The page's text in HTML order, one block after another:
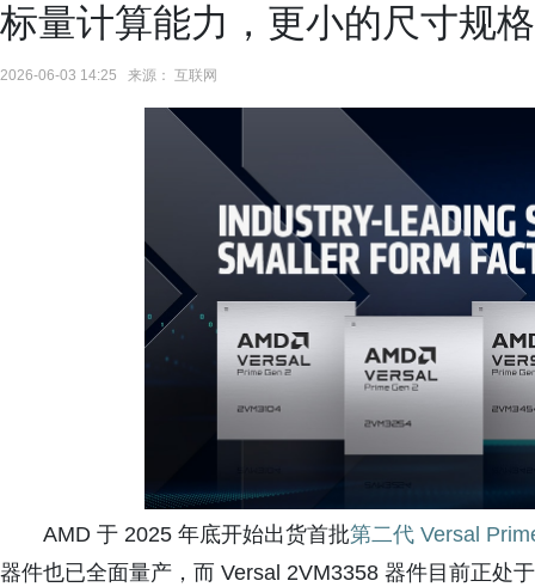
标量计算能力，更小的尺寸规格
2026-06-03 14:25 来源： 互联网
AMD 于 2025 年底开始出货首批第二代 Versal
器件也已全面量产，而 Versal 2VM3358 器件目前正处